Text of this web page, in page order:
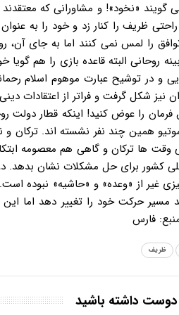
ظریف را کنار زد و خود را به
را لمس نمی کنند اما به جای آن،
روحانی البته قاعده بازی را هم
در توشیح عبارت موهوم اسلام
نیز شکل گرفت و فراتر از اعتقادات
فرمان را عوض کنید! اینکه قطار
همین چند نفر نشسته اند.
ها ترکان و گاهی هم معصومه
کشور برای حل مشکلات نشان بدهد.
غیر از «وعده» و «حاشیه» نبوده
حرکت خود را تغییر دهد اما
فارس
ظریف
داشته باشید